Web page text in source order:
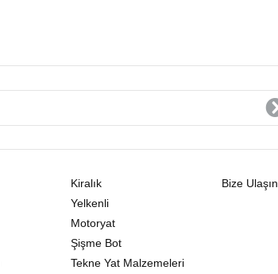
Kiralık
Yelkenli
Motoryat
Şişme Bot
Tekne Yat Malzemeleri
Bize Ulaşın